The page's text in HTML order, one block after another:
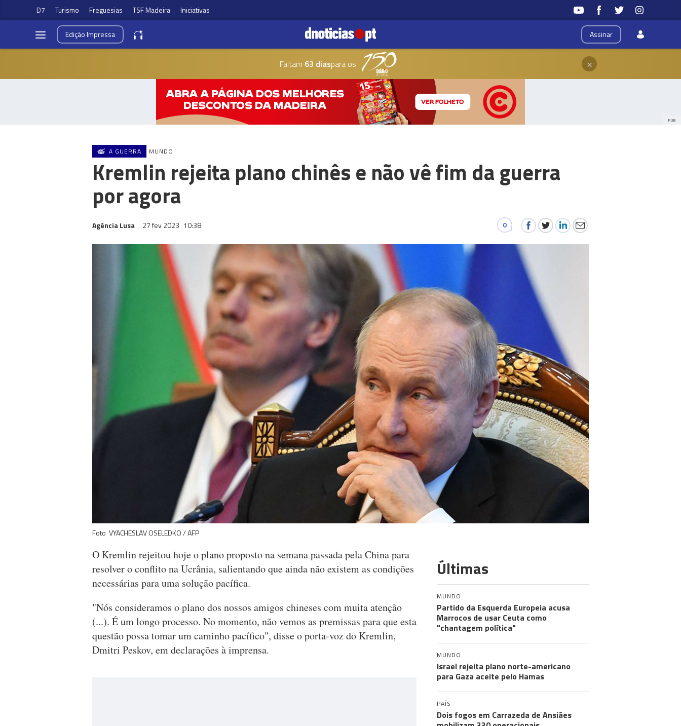
D7 Turismo Freguesias TSF Madeira Iniciativas
Assinar
EdiçãoImpressa
Faltam 63 diaspara os ×
PUB
A GUERRA MUNDO
Kremlin rejeita plano chinês e não vê fim da guerra
por agora
Agência Lusa 27 fev 2023 10:38 0
Foto VYACHESLAV OSELEDKO / AFP
O Kremlin rejeitou hoje o plano proposto na semana passada pela China para
resolver o conflito na Ucrânia, salientando que ainda não existem as condições
necessárias para uma solução pacífica.
"Nós consideramos o plano dos nossos amigos chineses com muita atenção
(...). É um longo processo. No momento, não vemos as premissas para que esta
questão possa tomar um caminho pacífico", disse o porta-voz do Kremlin,
Dmitri Peskov, em declarações à imprensa.
Últimas
MUNDO
Partido da Esquerda Europeia acusa
Marrocos de usar Ceuta como
"chantagem política"
MUNDO
Israel rejeita plano norte-americano
para Gaza aceite pelo Hamas
PAÍS
Dois fogos em Carrazeda de Ansiães